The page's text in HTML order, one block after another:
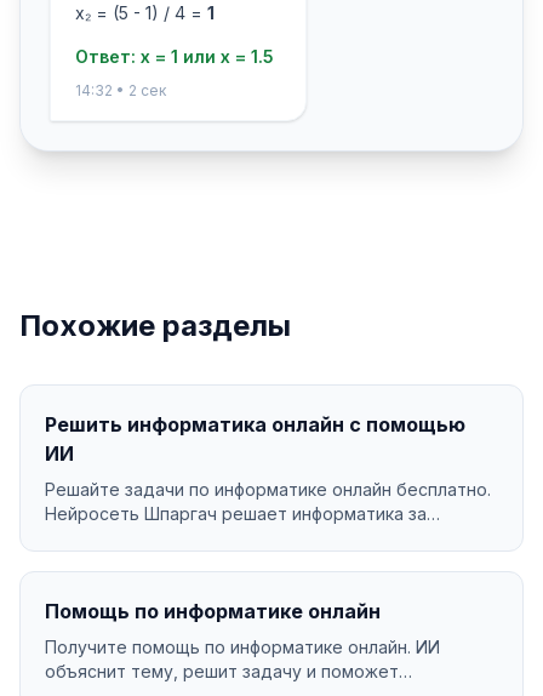
x₂ = (5 - 1) / 4 = 1
Ответ: x = 1 или x = 1.5
14:32 • 2 сек
Похожие разделы
Решить информатика онлайн с помощью
ИИ
Решайте задачи по информатике онлайн бесплатно.
Нейросеть Шпаргач решает информатика за
Помощь по информатике онлайн
Получите помощь по информатике онлайн. ИИ
объяснит тему, решит задачу и поможет